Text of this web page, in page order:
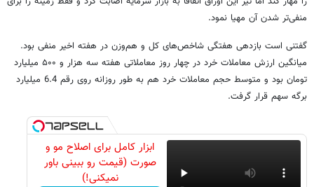
منفی‌تر شدن آن مهیا نمود.
گفتنی است بازدهی هفتگی شاخص‌های کل و هم‌وزن در هفته اخیر منفی بود.
میانگین ارزش معاملات خرد در چهار روز معاملاتی هفته سه هزار و ۵۰۰ میلیارد
تومان بود و متوسط حجم معاملات خرد هم به طور روزانه روی رقم 6.4 میلیارد
برگه سهم قرار گرفت.
ابزار کامل برای اصلاح مو و
صورت (قیمت رو ببینی باور
نمیکنی!)